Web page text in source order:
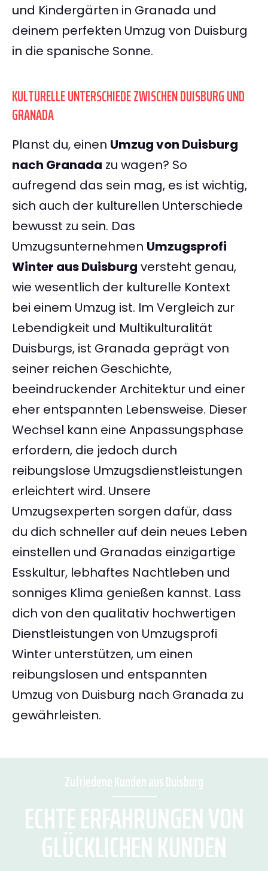
und Kindergärten in Granada und
deinem perfekten Umzug von Duisburg
in die spanische Sonne.
KULTURELLE UNTERSCHIEDE ZWISCHEN DUISBURG UND
GRANADA
Planst du, einen Umzug von Duisburg
nach Granada zu wagen? So
aufregend das sein mag, es ist wichtig,
sich auch der kulturellen Unterschiede
bewusst zu sein. Das
Umzugsunternehmen Umzugsprofi
Winter aus Duisburg versteht genau,
wie wesentlich der kulturelle Kontext
bei einem Umzug ist. Im Vergleich zur
Lebendigkeit und Multikulturalität
Duisburgs, ist Granada geprägt von
seiner reichen Geschichte,
beeindruckender Architektur und einer
eher entspannten Lebensweise. Dieser
Wechsel kann eine Anpassungsphase
erfordern, die jedoch durch
reibungslose Umzugsdienstleistungen
erleichtert wird. Unsere
Umzugsexperten sorgen dafür, dass
du dich schneller auf dein neues Leben
einstellen und Granadas einzigartige
Esskultur, lebhaftes Nachtleben und
sonniges Klima genießen kannst. Lass
dich von den qualitativ hochwertigen
Dienstleistungen von Umzugsprofi
Winter unterstützen, um einen
reibungslosen und entspannten
Umzug von Duisburg nach Granada zu
gewährleisten.
Zufriedene Kunden aus Duisburg
ECHTE ERFAHRUNGEN VON
GLÜCKLICHEN KUNDEN